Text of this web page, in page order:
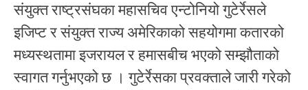
संयुक्त राष्ट्रसंघका महासचिव एन्टोनियो गुटेर्रेसले
इजिप्ट र संयुक्त राज्य अमेरिकाको सहयोगमा कतारको
मध्यस्थतामा इजरायल र हमासबीच भएको सम्झौताको
स्वागत गर्नुभएको छ । गुटेर्रेसका प्रवक्ताले जारी गरेको